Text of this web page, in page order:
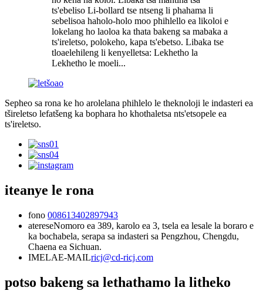
ts'ebeliso Li-bollard tse ntseng li phahama li
sebelisoa haholo-holo moo phihlello ea likoloi e
lokelang ho laoloa ka thata bakeng sa mabaka a
ts'ireletso, polokeho, kapa ts'ebetso. Libaka tse
tloaelehileng li kenyelletsa: Lekhetho la
Lekhetho le moeli...
Sepheo sa rona ke ho arolelana phihlelo le theknoloji le indasteri ea
tšireletso lefatšeng ka bophara ho khothaletsa nts'etsopele ea
ts'ireletso.
iteanye le rona
fono 008613402897943
atereseNomoro ea 389, karolo ea 3, tsela ea lesale la boraro e
ka bochabela, serapa sa indasteri sa Pengzhou, Chengdu,
Chaena ea Sichuan.
IMELAE-MAILricj@cd-ricj.com
potso bakeng sa lethathamo la litheko